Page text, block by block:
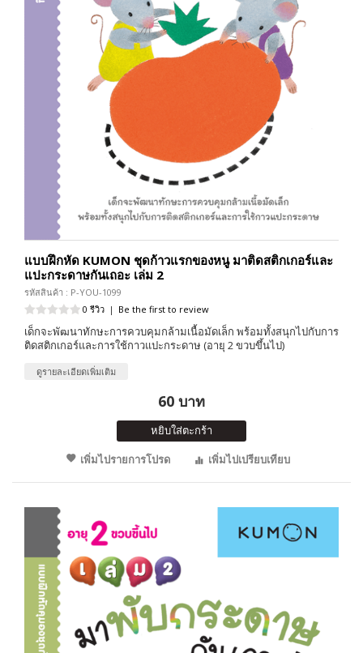
แบบฝึกหัด KUMON ชุดก้าวแรกของหนู มาติดสติกเกอร์และ
แปะกระดาษกันเถอะ เล่ม 2
รหัสสินค้า : P-YOU-1099
0 รีวิว | Be the first to review
เด็กจะพัฒนาทักษะการควบคุมกล้ามเนื้อมัดเล็ก พร้อมทั้งสนุกไปกับการ
ติดสติกเกอร์และการใช้กาวแปะกระดาษ (อายุ 2 ขวบขึ้นไป)
ดูรายละเอียดเพิ่มเติม
60 บาท
หยิบใส่ตะกร้า
เพิ่มไปรายการโปรด
เพิ่มไปเปรียบเทียบ